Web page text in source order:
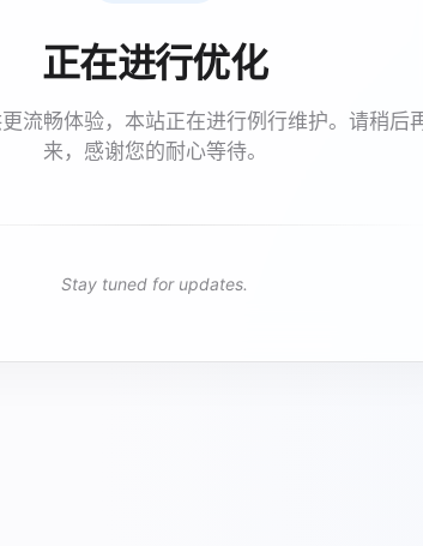
正在进行优化
流畅体验，本站正在进行例行维护。请稍后
来，感谢您的耐心等待。
Stay tuned for updates.